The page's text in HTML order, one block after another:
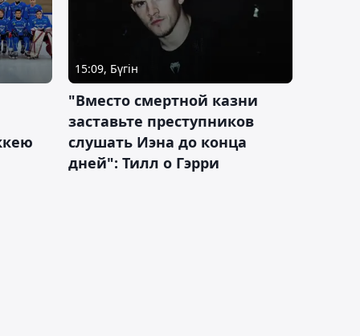
15:09, Бүгін
"Вместо смертной казни
заставьте преступников
слушать Иэна до конца
дней": Тилл о Гэрри